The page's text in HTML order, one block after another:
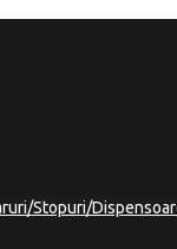
Stopuri/